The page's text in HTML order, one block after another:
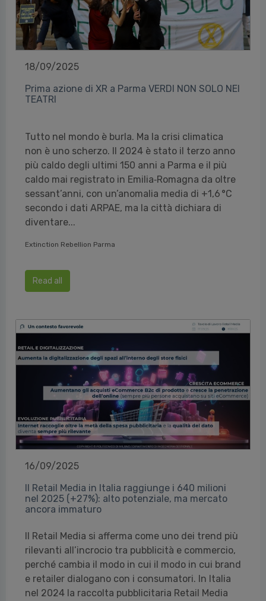
18/09/2025
Prima azione di XR a Parma VERDI NON SOLO NEI
TEATRI
Tutto nel mondo è burla. Ma la crisi climatica
non è uno scherzo. Il 2024 è stato il terzo anno
più caldo degli ultimi 150 anni a Parma e il più
caldo mai registrato in Emilia‑Romagna da oltre
sessant’anni, con un’anomalia media di +1,6 °C
secondo i dati ARPAE, ma la città dichiara di
diventare...
Extinction Rebellion Parma
Read all
16/09/2025
Il Retail Media in Italia raggiunge i 640 milioni
nel 2025 (+27%): alto potenziale, ma mercato
ancora immaturo
Il Retail Media si afferma come uno dei trend più
rilevanti all’incrocio tra pubblicità e commercio,
perché cambia il modo in cui il modo in cui brand
e retailer dialogano con i consumatori. In Italia
nel 2024 la raccolta pubblicitaria Retail Media